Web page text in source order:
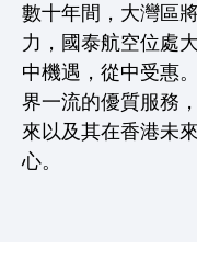
數十年間，大灣區
力，國泰航空位處
中機遇，從中受惠
界一流的優質服務
來以及其在香港未
心。